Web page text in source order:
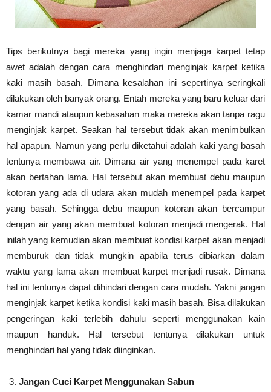
Tips berikutnya bagi mereka yang ingin menjaga karpet tetap
awet adalah dengan cara menghindari menginjak karpet ketika
kaki masih basah. Dimana kesalahan ini sepertinya seringkali
dilakukan oleh banyak orang. Entah mereka yang baru keluar dari
kamar mandi ataupun kebasahan maka mereka akan tanpa ragu
menginjak karpet. Seakan hal tersebut tidak akan menimbulkan
hal apapun. Namun yang perlu diketahui adalah kaki yang basah
tentunya membawa air. Dimana air yang menempel pada karet
akan bertahan lama. Hal tersebut akan membuat debu maupun
kotoran yang ada di udara akan mudah menempel pada karpet
yang basah. Sehingga debu maupun kotoran akan bercampur
dengan air yang akan membuat kotoran menjadi mengerak. Hal
inilah yang kemudian akan membuat kondisi karpet akan menjadi
memburuk dan tidak mungkin apabila terus dibiarkan dalam
waktu yang lama akan membuat karpet menjadi rusak. Dimana
hal ini tentunya dapat dihindari dengan cara mudah. Yakni jangan
menginjak karpet ketika kondisi kaki masih basah. Bisa dilakukan
pengeringan kaki terlebih dahulu seperti menggunakan kain
maupun handuk. Hal tersebut tentunya dilakukan untuk
menghindari hal yang tidak diinginkan.
Jangan Cuci Karpet Menggunakan Sabun